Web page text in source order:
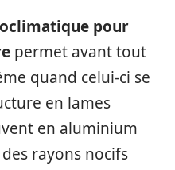
pour
permet avant tout
quand celui-ci se
en lames
en aluminium
rayons nocifs